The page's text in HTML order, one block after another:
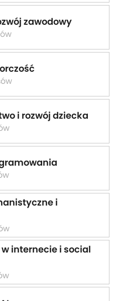
zawodowy
i rozwój dziecka
i
internecie i social